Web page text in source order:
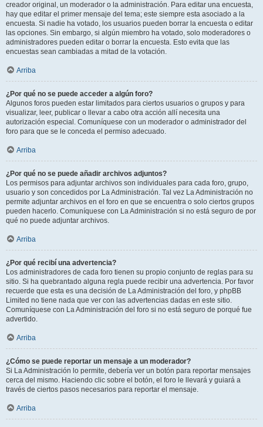
creador original, un moderador o la administración. Para editar una encuesta,
hay que editar el primer mensaje del tema; este siempre esta asociado a la
encuesta. Si nadie ha votado, los usuarios pueden borrar la encuesta o editar
las opciones. Sin embargo, si algún miembro ha votado, solo moderadores o
administradores pueden editar o borrar la encuesta. Esto evita que las
encuestas sean cambiadas a mitad de la votación.
Arriba
¿Por qué no se puede acceder a algún foro?
Algunos foros pueden estar limitados para ciertos usuarios o grupos y para
visualizar, leer, publicar o llevar a cabo otra acción allí necesita una
autorización especial. Comuníquese con un moderador o administrador del
foro para que se le conceda el permiso adecuado.
Arriba
¿Por qué no se puede añadir archivos adjuntos?
Los permisos para adjuntar archivos son individuales para cada foro, grupo,
usuario y son concedidos por La Administración. Tal vez La Administración no
permite adjuntar archivos en el foro en que se encuentra o solo ciertos grupos
pueden hacerlo. Comuníquese con La Administración si no está seguro de por
qué no puede adjuntar archivos.
Arriba
¿Por qué recibí una advertencia?
Los administradores de cada foro tienen su propio conjunto de reglas para su
sitio. Si ha quebrantado alguna regla puede recibir una advertencia. Por favor
recuerde que esta es una decisión de La Administración del foro, y phpBB
Limited no tiene nada que ver con las advertencias dadas en este sitio.
Comuníquese con La Administración del foro si no está seguro de porqué fue
advertido.
Arriba
¿Cómo se puede reportar un mensaje a un moderador?
Si La Administración lo permite, debería ver un botón para reportar mensajes
cerca del mismo. Haciendo clic sobre el botón, el foro le llevará y guiará a
través de ciertos pasos necesarios para reportar el mensaje.
Arriba